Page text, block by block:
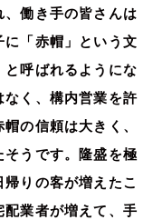
、働き手の皆さんは
に「赤帽」という文
呼ばれるようにな
なく、構内営業を許
の信頼は大きく、
うです。隆盛を極
りの客が増えたこ
配業者が増えて、手